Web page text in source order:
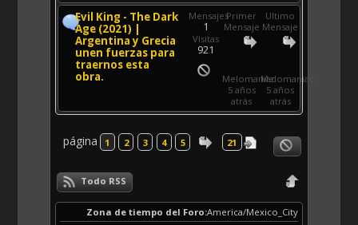
Evil King - The Dark
Age (2021) |
Argentina y Grecia
unen fuerzas para
traernos esta
obra.
Ultimo
Mensaje
Melomaniac
5 años
atrás
Primer
Mensaje
Melomaniac
5 años
atrás
Mensajes
1
Visitas
921
página 1 2 3 4 5 21
Todo RSS
Zona de tiempo del Foro:America/Mexico_City